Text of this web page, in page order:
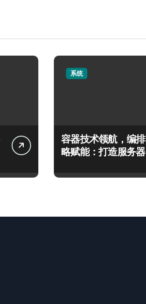
系统
容器技术领航，编
略赋能：打造服务器